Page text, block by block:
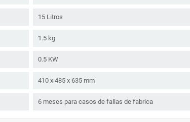
15 Litros
1.5 kg
0.5 KW
410 x 485 x 635 mm
6 meses para casos de fallas de fabrica